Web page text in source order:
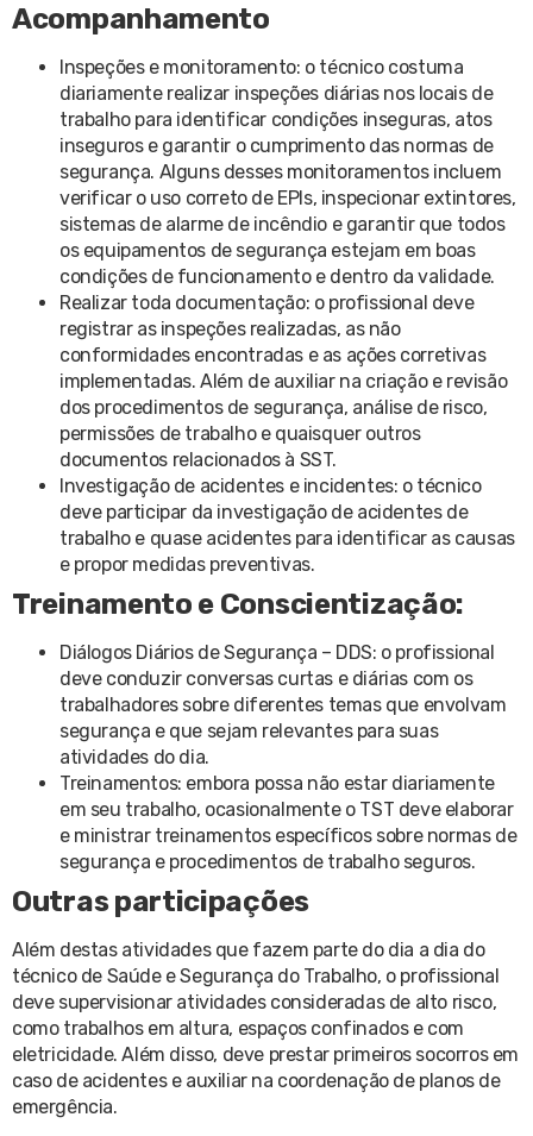
Acompanhamento
Inspeções e monitoramento: o técnico costuma
diariamente realizar inspeções diárias nos locais de
trabalho para identificar condições inseguras, atos
inseguros e garantir o cumprimento das normas de
segurança. Alguns desses monitoramentos incluem
verificar o uso correto de EPIs, inspecionar extintores,
sistemas de alarme de incêndio e garantir que todos
os equipamentos de segurança estejam em boas
condições de funcionamento e dentro da validade.
Realizar toda documentação: o profissional deve
registrar as inspeções realizadas, as não
conformidades encontradas e as ações corretivas
implementadas. Além de auxiliar na criação e revisão
dos procedimentos de segurança, análise de risco,
permissões de trabalho e quaisquer outros
documentos relacionados à SST.
Investigação de acidentes e incidentes: o técnico
deve participar da investigação de acidentes de
trabalho e quase acidentes para identificar as causas
e propor medidas preventivas.
Treinamento e Conscientização:
Diálogos Diários de Segurança – DDS: o profissional
deve conduzir conversas curtas e diárias com os
trabalhadores sobre diferentes temas que envolvam
segurança e que sejam relevantes para suas
atividades do dia.
Treinamentos: embora possa não estar diariamente
em seu trabalho, ocasionalmente o TST deve elaborar
e ministrar treinamentos específicos sobre normas de
segurança e procedimentos de trabalho seguros.
Outras participações
Além destas atividades que fazem parte do dia a dia do
técnico de Saúde e Segurança do Trabalho, o profissional
deve supervisionar atividades consideradas de alto risco,
como trabalhos em altura, espaços confinados e com
eletricidade. Além disso, deve prestar primeiros socorros em
caso de acidentes e auxiliar na coordenação de planos de
emergência.